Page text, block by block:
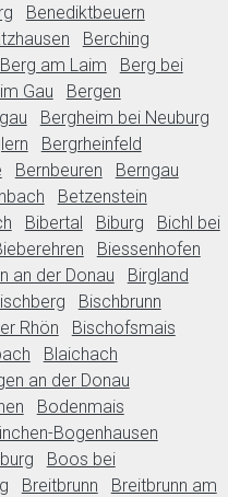
Benediktbeuern
Berching
am Laim
Berg bei
Gau
Bergen
Bergheim bei Neuburg
Bergrheinfeld
Bernbeuren
Berngau
Betzenstein
Bibertal Biburg
Bichl bei
Biessenhofen
an der Donau
Birgland
Bischbrunn
Rhön
Bischofsmais
Blaichach
an der Donau
Bodenmais
Bogenhausen
Boos bei
Breitbrunn
Breitbrunn am